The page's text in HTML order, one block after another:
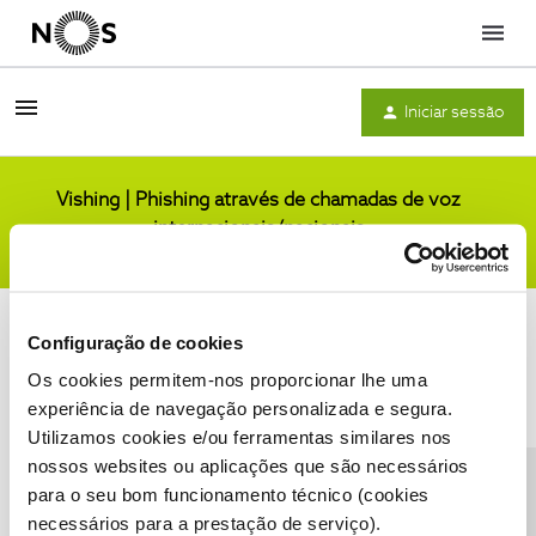
Configuração de cookies
Os cookies permitem-nos proporcionar lhe uma
experiência de navegação personalizada e segura.
Utilizamos cookies e/ou ferramentas similares nos
nossos websites ou aplicações que são necessários
para o seu bom funcionamento técnico (cookies
necessários para a prestação de serviço).
Menu
Iniciar sessão
Vishing | Phishing através de chamadas de voz
internacionais/nacionais
Condições do Fórum NOS Accessibility statement